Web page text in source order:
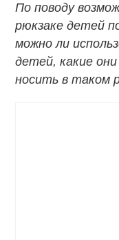
По поводу
рюкзаке детей
можно ли
детей, какие
носить в таком